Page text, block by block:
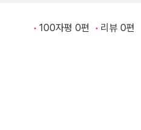
100자평 0편 리뷰 0편